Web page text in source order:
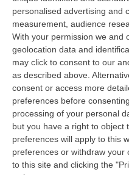
personalised advertising and
measurement, audience
With your permission we and
geolocation data and
may click to consent to our
as described above.
consent or access more
preferences before
processing of your personal
but you have a right to object
preferences will apply to this
preferences or withdraw your
to this site and clicking the
Domenico Minniti
Protezione civile
è diventato un